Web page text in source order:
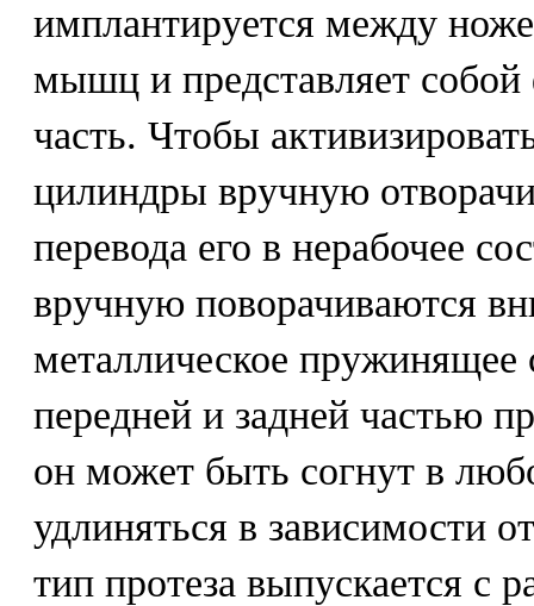
имплантируется между
мышц и представляет
часть. Чтобы
цилиндры вручную
перевода его в нерабочее
вручную поворачиваются
металлическое
передней и задней частью
он может быть согнут в
удлиняться в зависимости
тип протеза выпускается с